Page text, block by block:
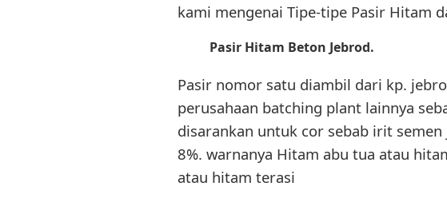
kami mengenai Tipe-tipe Pasir Hitam
Pasir Hitam Beton Jebrod.
Pasir nomor satu diambil dari kp.
perusahaan batching plant lainnya
disarankan untuk cor sebab irit
8%. warnanya Hitam abu tua atau
atau hitam terasi